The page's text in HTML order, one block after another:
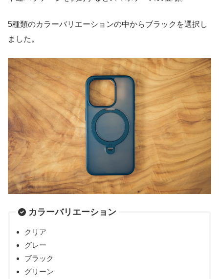
5種類のカラーバリエーションの中からブラックを選択し
ました。
カラーバリエーション
クリア
グレー
ブラック
グリーン